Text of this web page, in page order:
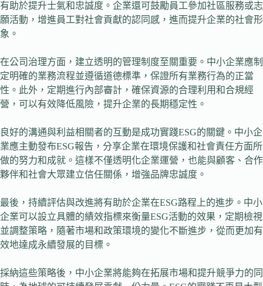
有助於提升士氣和忠誠度。企業還可鼓勵員工參加社區服務或志
願活動，增進員工對社會貢獻的認同感，進而提升企業的社會形
象。
在公司治理方面，建立透明的管理制度至關重要。中小企業應制
定明確的業務流程並遵循道德標準，保證所有業務行為的正當
性。此外，定期進行內部審計，確保資源的合理利用和合規經
營，可以有效降低風險，提升企業的長期穩定性。
良好的溝通與利益相關者的互動是成功實踐ESG的關鍵。中小企
業應主動發布ESG報告，分享企業在環境保護和社會責任方面所
做的努力和成就。這樣不僅透明化企業運營，也能與顧客、合作
夥伴和社會大眾建立信任關係，增強品牌忠誠度。
最後，持續評估與改進將有助於企業在ESG路程上的進步。中小
企業可以設立具體的績效指標來衡量ESG活動的效果，定期檢視
並調整策略，隨著市場和政策環境的變化不斷進步，從而更加有
效地達成永續發展的目標。
採納這些策略後，中小企業將能夠在拓展市場和提升競爭力的同